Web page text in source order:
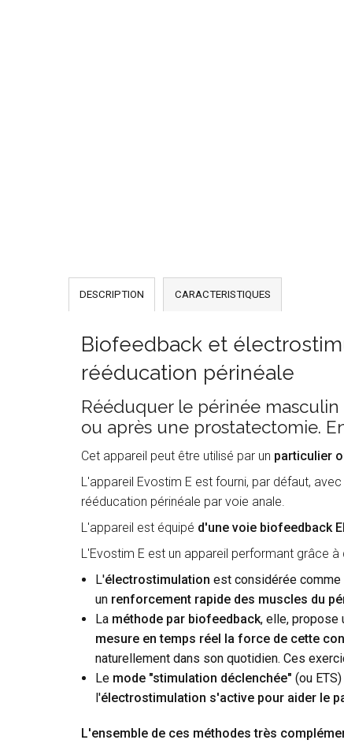
DESCRIPTION CARACTERISTIQUES
Biofeedback et
rééducation périnéale
Rééduquer le périnée
ou après une prostatectomie.
Cet appareil peut être utilisé par un particulier
L'appareil Evostim E est fourni, par défaut,
rééducation périnéale par voie anale.
L'appareil est équipé d'une voie biofeedback
L'Evostim E est un appareil performant grâce
L'électrostimulation est considérée comme
un renforcement rapide des muscles du
Laméthode par biofeedback, elle, propose
mesure en temps réel la force de cette
naturellement dans son quotidien. Ces
Le mode "stimulation déclenchée" (ou
l'électrostimulation s'active pour aider le
L'ensemble de ces méthodes très